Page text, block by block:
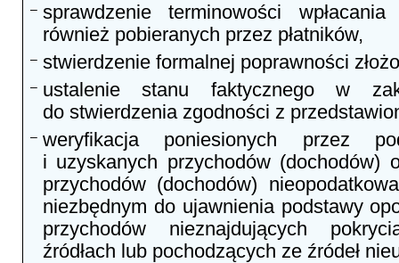
– sprawdzenie terminowości
również pobieranych przez płatników,
– stwierdzenie formalnej poprawności
– ustalenie stanu faktycznego w
do stwierdzenia zgodności z
– weryfikacja poniesionych przez
i uzyskanych przychodów (dochodów)
przychodów (dochodów)
niezbędnym do ujawnienia podstawy
przychodów nieznajdujących
źródłach lub pochodzących ze źródeł